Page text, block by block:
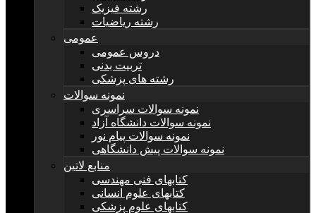
رشته فیزیک
رشته ریاضیات
عمومی
دروس عمومی
تربیت بدنی
رشته های پزشکی
نمونه سوالات
نمونه سوالات سراسری
نمونه سوالات دانشگاه آزاد
نمونه سوالات پیام نور
نمونه سوالات پیش دانشگاهی
منابع لاتین
کتابهای فنی مهندسی
کتابهای علوم انسانی
کتابهای علوم پزشکی